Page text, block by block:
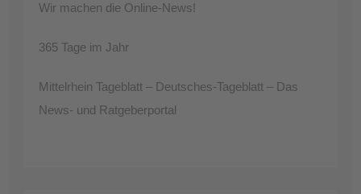
Wir machen die Online-News!
365 Tage im Jahr
Mittelrhein Tageblatt – Deutsches-Tageblatt – Das
News- und Ratgeberportal